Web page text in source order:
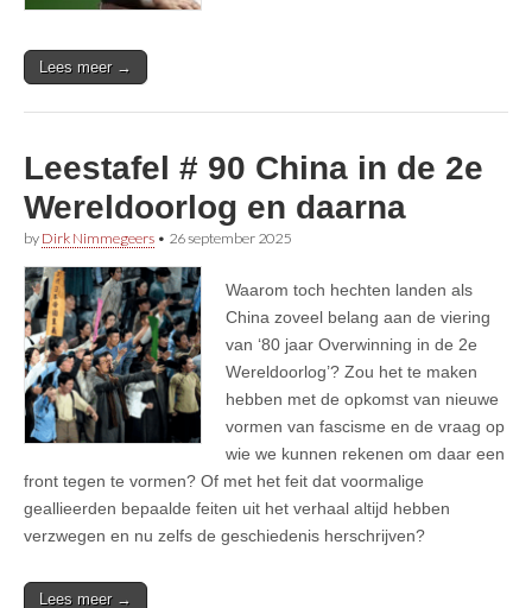
Lees meer →
Leestafel # 90 China in de 2e
Wereldoorlog en daarna
by Dirk Nimmegeers • 26 september 2025
Waarom toch hechten landen als
China zoveel belang aan de viering
van ‘80 jaar Overwinning in de 2e
Wereldoorlog’? Zou het te maken
hebben met de opkomst van nieuwe
vormen van fascisme en de vraag op
wie we kunnen rekenen om daar een
front tegen te vormen? Of met het feit dat voormalige
geallieerden bepaalde feiten uit het verhaal altijd hebben
verzwegen en nu zelfs de geschiedenis herschrijven?
Lees meer →